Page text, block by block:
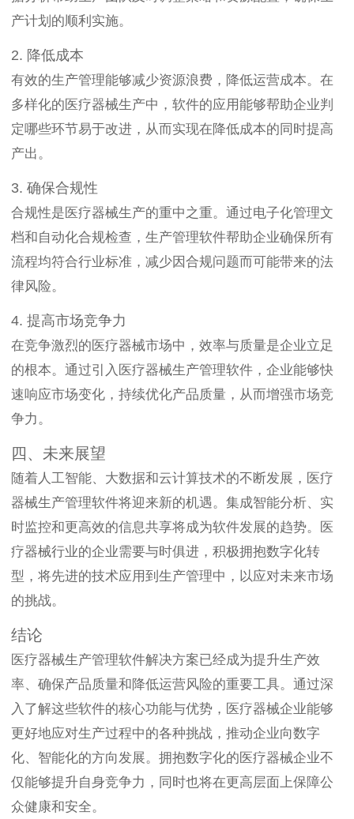
产计划的顺利实施。
2. 降低成本
有效的生产管理能够减少资源浪费，降低运营成本。在
多样化的医疗器械生产中，软件的应用能够帮助企业判
定哪些环节易于改进，从而实现在降低成本的同时提高
产出。
3. 确保合规性
合规性是医疗器械生产的重中之重。通过电子化管理文
档和自动化合规检查，生产管理软件帮助企业确保所有
流程均符合行业标准，减少因合规问题而可能带来的法
律风险。
4. 提高市场竞争力
在竞争激烈的医疗器械市场中，效率与质量是企业立足
的根本。通过引入医疗器械生产管理软件，企业能够快
速响应市场变化，持续优化产品质量，从而增强市场竞
争力。
四、未来展望
随着人工智能、大数据和云计算技术的不断发展，医疗
器械生产管理软件将迎来新的机遇。集成智能分析、实
时监控和更高效的信息共享将成为软件发展的趋势。医
疗器械行业的企业需要与时俱进，积极拥抱数字化转
型，将先进的技术应用到生产管理中，以应对未来市场
的挑战。
结论
医疗器械生产管理软件解决方案已经成为提升生产效
率、确保产品质量和降低运营风险的重要工具。通过深
入了解这些软件的核心功能与优势，医疗器械企业能够
更好地应对生产过程中的各种挑战，推动企业向数字
化、智能化的方向发展。拥抱数字化的医疗器械企业不
仅能够提升自身竞争力，同时也将在更高层面上保障公
众健康和安全。